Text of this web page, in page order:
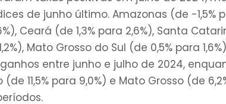
de junho último. Amazonas (de -1,5%
Ceará (de 1,3% para 2,6%), Santa
Mato Grosso do Sul (de 0,5% para
entre junho e julho de 2024,
11,5% para 9,0%) e Mato Grosso (de